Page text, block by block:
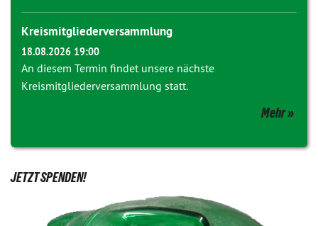
Kreismitgliederversammlung
18.08.2026 19:00
An diesem Termin findet unsere nächste
Kreismitgliederversammlung statt.
Mehr
JETZT SPENDEN!